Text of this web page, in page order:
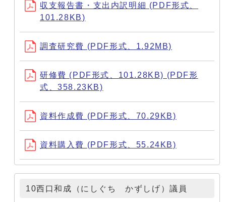
収支報告書・支出内訳明細 (PDF形式、
101.28KB)
調査研究費 (PDF形式、1.92MB)
研修費 (PDF形式、101.28KB) (PDF形
式、358.23KB)
資料作成費 (PDF形式、70.29KB)
資料購入費 (PDF形式、55.24KB)
10西口和成（にしぐち かずしげ）議員